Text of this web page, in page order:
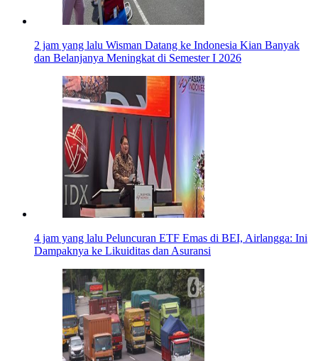
2 jam yang lalu Wisman Datang ke Indonesia Kian Banyak
dan Belanjanya Meningkat di Semester I 2026
4 jam yang lalu Peluncuran ETF Emas di BEI, Airlangga: Ini
Dampaknya ke Likuiditas dan Asuransi